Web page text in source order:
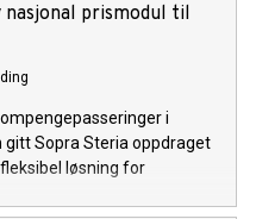
prismodul til
i
gitt Sopra Steria oppdraget
løsning for